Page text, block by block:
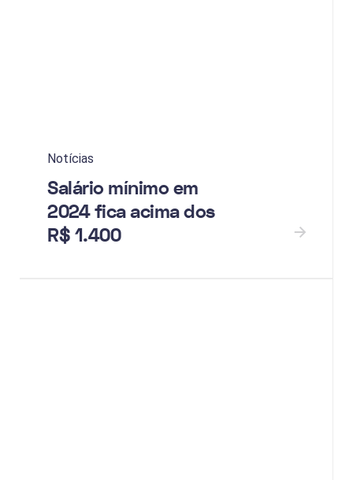
Notícias
Salário mínimo em
2024 fica acima dos
R$ 1.400